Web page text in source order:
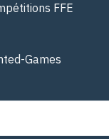
FFE
Games